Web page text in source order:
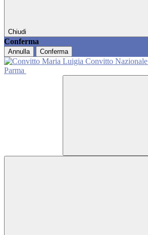
Chiudi
Conferma
Annulla Conferma
Convitto Nazionale
Parma